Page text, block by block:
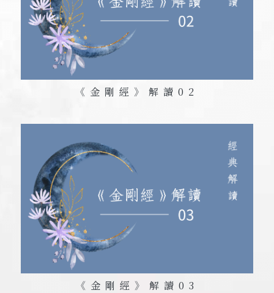
《金剛經》解讀 02
《金剛經》解讀 03